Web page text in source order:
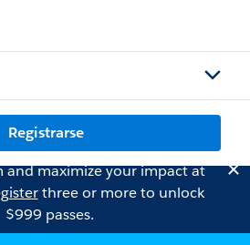
Registrarse
and maximize your impact at
three or more to unlock
$999 passes.